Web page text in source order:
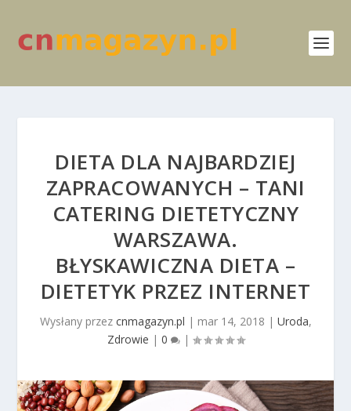
DIETA DLA NAJBARDZIEJ
ZAPRACOWANYCH – TANI
CATERING DIETETYCZNY
WARSZAWA.
BŁYSKAWICZNA DIETA –
DIETETYK PRZEZ INTERNET
Wysłany przez cnmagazyn.pl | mar 14, 2018 | Uroda,
Zdrowie | 0 |